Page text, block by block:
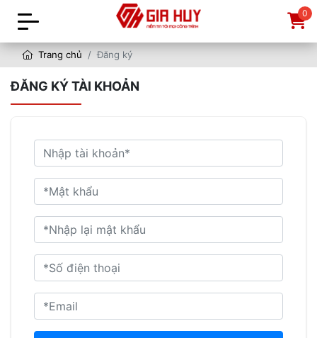
0
Trang chủ Đăng ký
ĐĂNG KÝ TÀI KHOẢN